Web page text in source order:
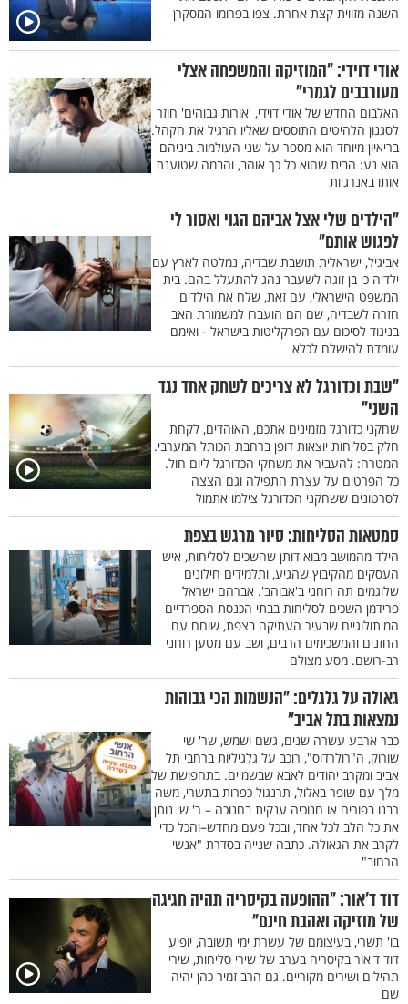
השנה מזווית קצת אחרת. צפו בפרומו המסקרן
אודי דוידי: "המוזיקה והמשפחה אצלי
מעורבבים לגמרי"
האלבום החדש של אודי דוידי, 'אורות גבוהים' חוזר
לסגנון הלהיטים התוססים שאליו הרגיל את הקהל.
בריאיון מיוחד הוא מספר על שני העולמות ביניהם
הוא נע: הבית שהוא כל כך אוהב, והבמה שטוענת
אותו באנרגיות
"הילדים שלי אצל אביהם הגוי ואסור לי
לפגוש אותם"
אביגיל, ישראלית תושבת שבדיה, נמלטה לארץ עם
ילדיה כי בן זוגה לשעבר נהג להתעלל בהם. בית
המשפט הישראלי, עם זאת, שלח את הילדים
חזרה לשבדיה, שם הם הועברו למשמורת האב
בניגוד לסיכום עם הפרקליטות בישראל - ואימם
עומדת להישלח לכלא
"שבת וכדורגל לא צריכים לשחק אחד נגד
השני"
שחקני כדורגל מזמינים אתכם, האוהדים, לקחת
חלק בסליחות יוצאות דופן ברחבת הכותל המערבי.
המטרה: להעביר את משחקי הכדורגל ליום חול.
כל הפרטים על עצרת התפילה וגם הצצה
לסרטונים ששחקני הכדורגל צילמו אתמול
סמטאות הסליחות: סיור מרגש בצפת
הילד מהמושב מבוא דותן שהשכים לסליחות, איש
העסקים מהקיבוץ שהגיע, ותלמידים חילונים
שלוגמים תה רוחני ב'אבוהב'. אברהם ישראל
פרידמן השכים לסליחות בבתי הכנסת הספרדיים
המיתולוגיים שבעיר העתיקה בצפת, שוחח עם
החזנים והמשכימים הרבים, ושב עם מטען רוחני
רב-רושם. מסע מצולם
גאולה על גלגלים: "הנשמות הכי גבוהות
נמצאות בתל אביב"
כבר ארבע עשרה שנים, גשם ושמש, שר' שי
שורוק, ה"רולרדוס", רוכב על גלגיליות ברחבי תל
אביב ומקרב יהודים לאבא שבשמיים. בתחפושת של
מלך עם שופר באלול, תרנגול כפרות בתשרי, משה
רבנו בפורים או חנוכיה ענקית בחנוכה – ר' שי נותן
את כל הלב לכל אחד, ובכל פעם מחדש–והכל כדי
לקרב את הגאולה. כתבה שנייה בסדרת "אנשי
הרחוב"
דוד ד'אור: "ההופעה בקיסריה תהיה חגיגה
של מוזיקה ואהבת חינם"
בו' תשרי, בעיצומם של עשרת ימי תשובה, יופיע
דוד ד'אור בקיסריה בערב של שירי סליחות, שירי
תהילים ושירים מקוריים. גם הרב זמיר כהן יהיה
שם